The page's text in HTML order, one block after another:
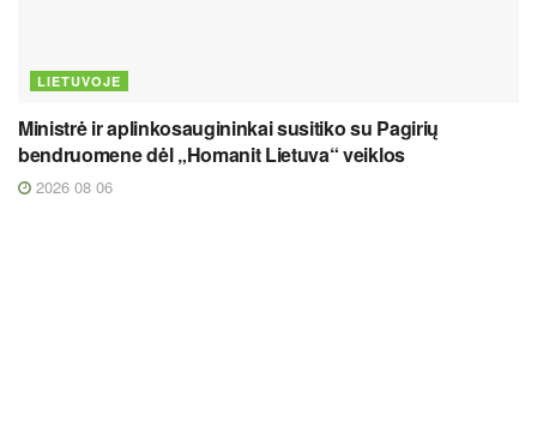
LIETUVOJE
Ministrė ir aplinkosaugininkai susitiko su Pagirių
bendruomene dėl „Homanit Lietuva“ veiklos
2026 08 06